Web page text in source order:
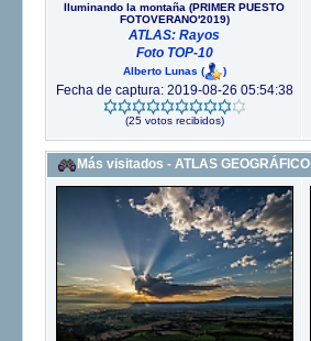
Iluminando la montaña (PRIMER PUESTO
FOTOVERANO'2019)
ATLAS: Rayos
Foto TOP-10
Alberto Lunas ( )
Fecha de captura: 2019-08-26 05:54:38
(25 votos recibidos)
Más visitados - ATLAS GEOGRÁFICO